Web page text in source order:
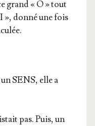
grand « O » tout
», don­né une fois
SENS, elle a
pas. Puis, un